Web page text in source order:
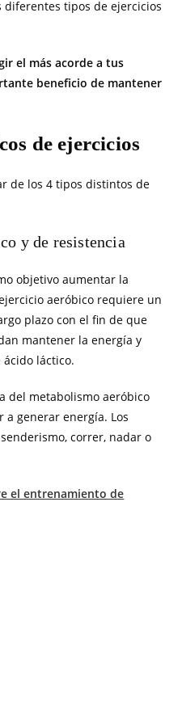
diferentes tipos de ejercicios
el más acorde a tus
beneficio de mantener
de ejercicios
de los 4 tipos distintos de
y de resistencia
objetivo aumentar la
aeróbico requiere un
plazo con el fin de que
mantener la energía y
láctico.
del metabolismo aeróbico
generar energía. Los
correr, nadar o
el entrenamiento de